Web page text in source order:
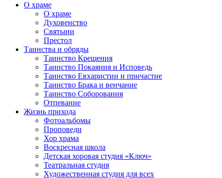
О храме
О храме
Духовенство
Святыни
Престол
Таинства и обряды
Таинство Крещения
Таинство Покаяния и Исповедь
Таинство Евхаристии и причастие
Таинство Брака и венчание
Таинство Соборования
Отпевание
Жизнь прихода
Фотоальбомы
Проповеди
Хор храма
Воскресная школа
Детская хоровая студия «Ключ»
Театральная студия
Х​удожественная студия для всех